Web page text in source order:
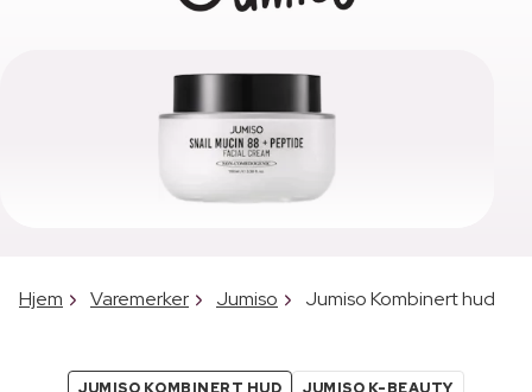
Hjem Varemerker Jumiso Jumiso Kombinert hud
JUMISO KOMBINERT HUD JUMISO K-BEAUTY